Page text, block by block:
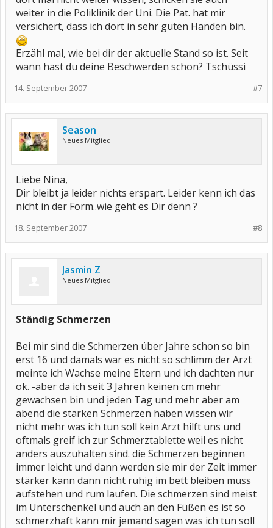
weiter in die Poliklinik der Uni. Die Pat. hat mir
versichert, dass ich dort in sehr guten Händen bin.
Erzähl mal, wie bei dir der aktuelle Stand so ist. Seit
wann hast du deine Beschwerden schon? Tschüssi
#7
14. September 2007
Season
Neues Mitglied
Liebe Nina,
Dir bleibt ja leider nichts erspart. Leider kenn ich das
nicht in der Form..wie geht es Dir denn ?
#8
18. September 2007
Jasmin Z
Neues Mitglied
Ständig Schmerzen
Bei mir sind die Schmerzen über Jahre schon so bin
erst 16 und damals war es nicht so schlimm der Arzt
meinte ich Wachse meine Eltern und ich dachten nur
ok. -aber da ich seit 3 Jahren keinen cm mehr
gewachsen bin und jeden Tag und mehr aber am
abend die starken Schmerzen haben wissen wir
nicht mehr was ich tun soll kein Arzt hilft uns und
oftmals greif ich zur Schmerztablette weil es nicht
anders auszuhalten sind. die Schmerzen beginnen
immer leicht und dann werden sie mir der Zeit immer
stärker kann dann nicht ruhig im bett bleiben muss
aufstehen und rum laufen. Die schmerzen sind meist
im Unterschenkel und auch an den Füßen es ist so
schmerzhaft kann mir jemand sagen was ich tun soll